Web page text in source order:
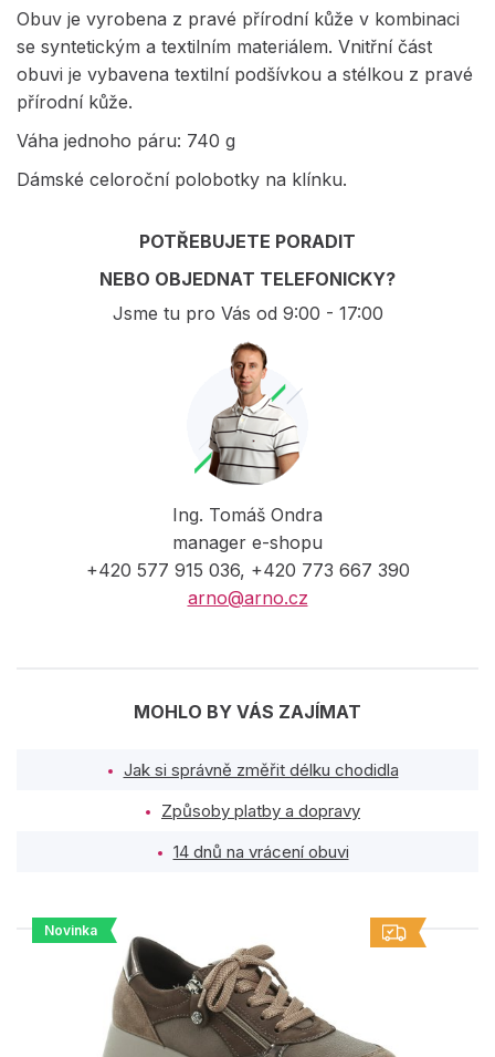
Obuv je vyrobena z pravé přírodní kůže v kombinaci
se syntetickým a textilním materiálem. Vnitřní část
obuvi je vybavena textilní podšívkou a stélkou z pravé
přírodní kůže.
Váha jednoho páru: 740 g
Dámské celoroční polobotky na klínku.
POTŘEBUJETE PORADIT
NEBO OBJEDNAT TELEFONICKY?
Jsme tu pro Vás od 9:00 - 17:00
Ing. Tomáš Ondra
manager e-shopu
+420 577 915 036, +420 773 667 390
arno@arno.cz
MOHLO BY VÁS ZAJÍMAT
Jak si správně změřit délku chodidla
Způsoby platby a dopravy
14 dnů na vrácení obuvi
PODOBNÉ PRODUKTY
Novinka